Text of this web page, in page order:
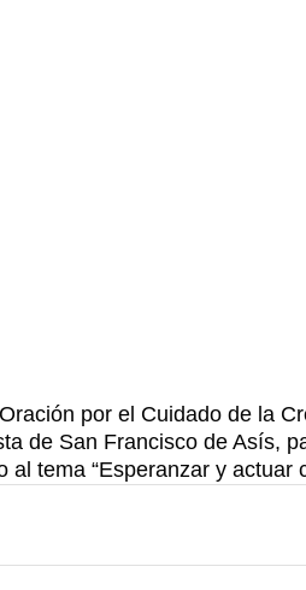
por el Cuidado de la
de San Francisco de Asís,
al tema “Esperanzar y actuar